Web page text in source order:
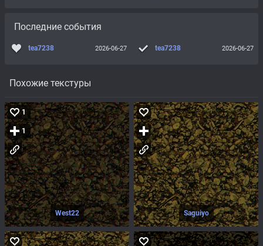
Похожие текстуры
West22
1
1
Saguiyo
Последние события
tea7238 2026-06-27 tea7238 2026-06-27